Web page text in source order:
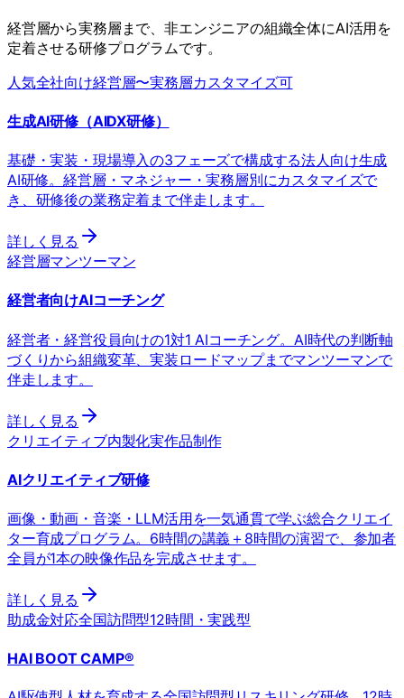
経営層から実務層まで、非エンジニアの組織全体にAI活用を
定着させる研修プログラムです。
人気全社向け経営層〜実務層カスタマイズ可
生成AI研修（AIDX研修）
基礎・実装・現場導入の3フェーズで構成する法人向け生成
AI研修。経営層・マネジャー・実務層別にカスタマイズで
き、研修後の業務定着まで伴走します。
詳しく見る
経営層マンツーマン
経営者向けAIコーチング
経営者・経営役員向けの1対1 AIコーチング。AI時代の判断軸
づくりから組織変革、実装ロードマップまでマンツーマンで
伴走します。
詳しく見る
クリエイティブ内製化実作品制作
AIクリエイティブ研修
画像・動画・音楽・LLM活用を一気通貫で学ぶ総合クリエイ
ター育成プログラム。6時間の講義＋8時間の演習で、参加者
全員が1本の映像作品を完成させます。
詳しく見る
助成金対応全国訪問型12時間・実践型
HAI BOOT CAMP®